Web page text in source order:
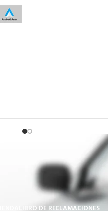
LIBRO DE RECLAMACIONES